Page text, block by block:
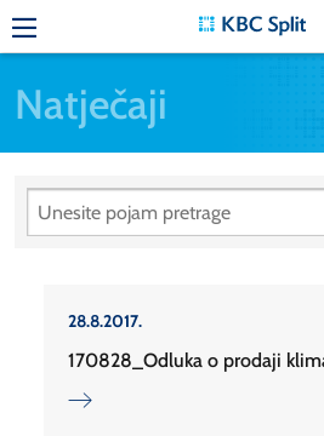
Natječaji
28.8.2017.
170828_Odluka o prodaji